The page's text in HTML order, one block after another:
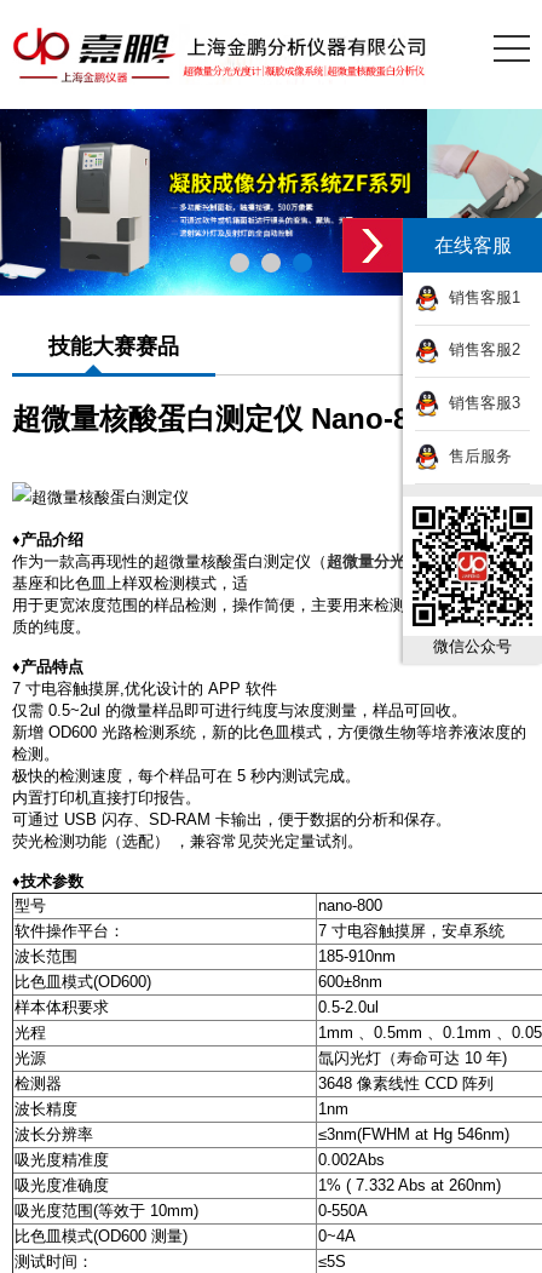
技能大赛赛品
超微量核酸蛋白测定仪 Nano-800
♦产品介绍
作为一款高再现性的超微量核酸蛋白测定仪（超微量分光光度计），采用
基座和比色皿上样双检测模式，适
用于更宽浓度范围的样品检测，操作简便，主要用来检测核酸浓度和蛋白
质的纯度。
♦产品特点
7 寸电容触摸屏,优化设计的 APP 软件
仅需 0.5~2ul 的微量样品即可进行纯度与浓度测量，样品可回收。
新增 OD600 光路检测系统，新的比色皿模式，方便微生物等培养液浓度的
检测。
极快的检测速度，每个样品可在 5 秒内测试完成。
内置打印机直接打印报告。
可通过 USB 闪存、SD-RAM 卡输出，便于数据的分析和保存。
荧光检测功能（选配） ，兼容常见荧光定量试剂。
♦技术参数
型号
nano-800
软件操作平台：
7 寸电容触摸屏，安卓系统
波长范围
185-910nm
比色皿模式(OD600)
600±8nm
样本体积要求
0.5-2.0ul
光程
1mm 、0.5mm 、0.1mm 、
光源
氙闪光灯（寿命可达 10 年)
检测器
3648 像素线性 CCD 阵列
波长精度
1nm
波长分辨率
≤3nm(FWHM at Hg 546nm)
吸光度精准度
0.002Abs
吸光度准确度
1% ( 7.332 Abs at 260nm)
吸光度范围(等效于 10mm)
0-550A
比色皿模式(OD600 测量)
0~4A
测试时间：
≤5S
在线客服
销售客服1
销售客服2
销售客服3
售后服务
微信公众号